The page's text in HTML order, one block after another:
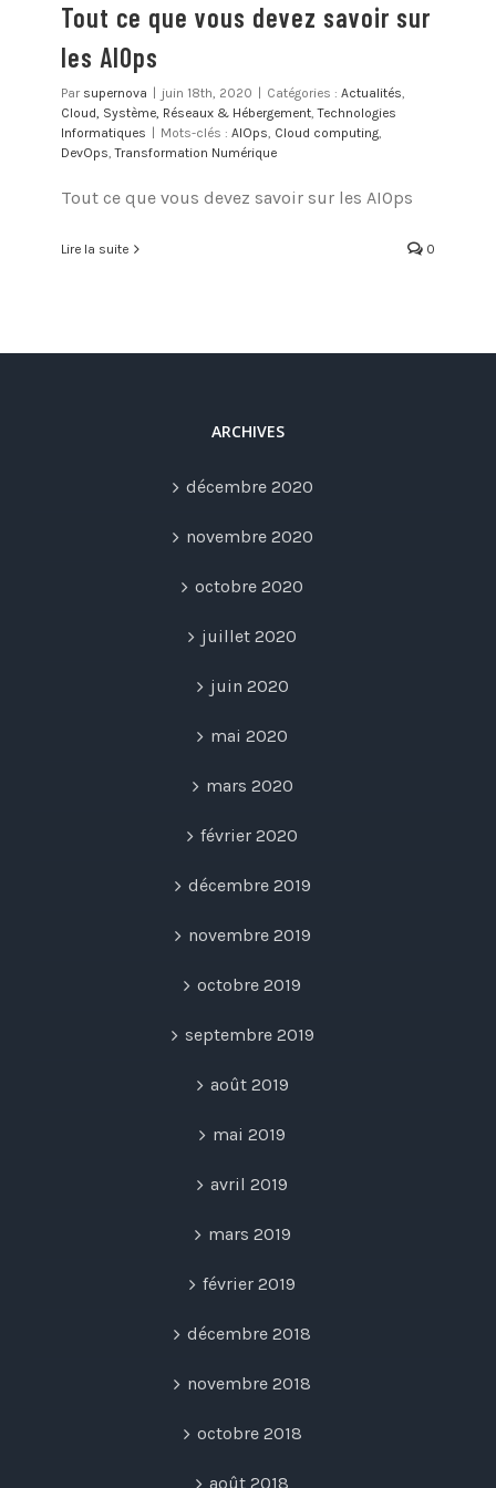
Tout ce que vous devez savoir sur
les AIOps
Par supernova juin 18th, 2020 Catégories : Actualités,
Cloud, Système, Réseaux & Hébergement,Technologies
Informatiques
Mots-clés : AIOps, Cloud computing,
DevOps,Transformation Numérique
Tout ce que vous devez savoir sur les AIOps
Lire la suite 0
ARCHIVES
décembre 2020
novembre 2020
octobre 2020
juillet 2020
juin 2020
mai 2020
mars 2020
février 2020
décembre 2019
novembre 2019
octobre 2019
septembre 2019
août 2019
mai 2019
avril 2019
mars 2019
février 2019
décembre 2018
novembre 2018
octobre 2018
août 2018